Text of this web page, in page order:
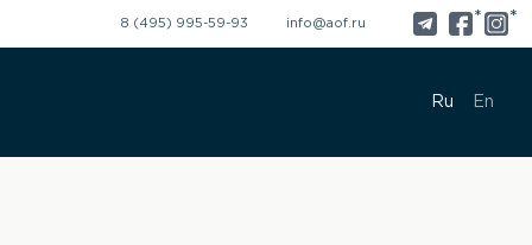
8 (495) 995-59-93 info@aof.ru * *
Ru En